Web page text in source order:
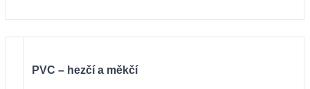
PVC – hezčí a měkčí